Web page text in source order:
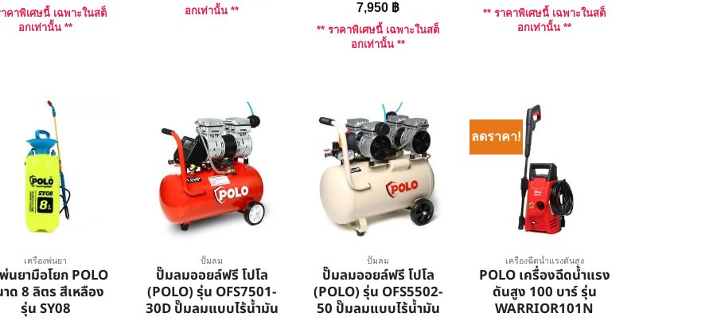
คาพิเศษนี้ เฉพาะในสต็
อกเท่านั้น **
อกเท่านั้น **
7,950 ฿
** ราคาพิเศษนี้ เฉพาะในสต็
อกเท่านั้น **
** ราคาพิเศษนี้ เฉพาะในสต็
อกเท่านั้น **
เครื่องพ่นยา
นยามือโยก POLO
ด 8 ลิตร สีเหลือง
รุ่น SY08
ปั๊มลม
ปั๊มลมออยล์ฟรี โปโล
(POLO) รุ่น OFS7501-
30D ปั๊มลมแบบไร้น้ำมัน
ปั๊มลม
ปั๊มลมออยล์ฟรี โปโล
(POLO) รุ่น OFS5502-
50 ปั๊มลมแบบไร้น้ำมัน
ลดราคา!
เครื่องฉีดน้ำแรงดันสูง
POLO เครื่องฉีดน้ำแรง
ดันสูง 100 บาร์ รุ่น
WARRIOR101N